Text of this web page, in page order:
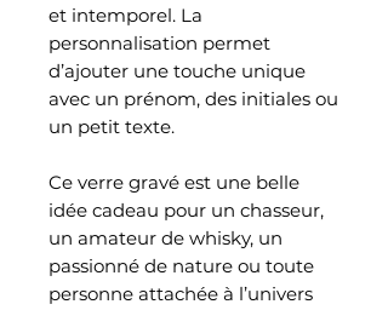
et intemporel. La
personnalisation permet
d’ajouter une touche unique
avec un prénom, des initiales ou
un petit texte.
Ce verre gravé est une belle
idée cadeau pour un chasseur,
un amateur de whisky, un
passionné de nature ou toute
personne attachée à l’univers